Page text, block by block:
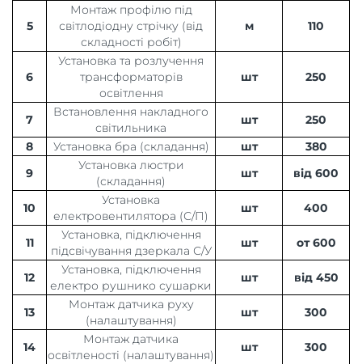
5
Монтаж профілю під
світлодіодну стрічку (від
складності робіт)
м 110
6
Установка та розлучення
трансформаторів
освітлення
шт 250
7
Встановлення накладного
світильника
шт
250
8
Установка бра (складання) шт
380
9
Установка люстри
(складання)
шт від 600
10
Установка
електровентилятора (С/П)
шт 400
11
Установка, підключення
підсвічування дзеркала С/У
шт от 600
12
Установка, підключення
електро рушнико сушарки
шт від 450
13
Монтаж датчика руху
(налаштування)
шт 300
14
Монтаж датчика
освітленості (налаштування)
шт 300